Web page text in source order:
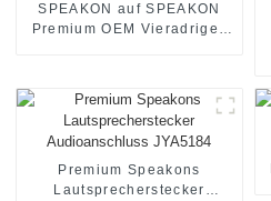
SPEAKON auf SPEAKON
Premium OEM Vieradriges
Premium Speakons
Lautsprecherstecker